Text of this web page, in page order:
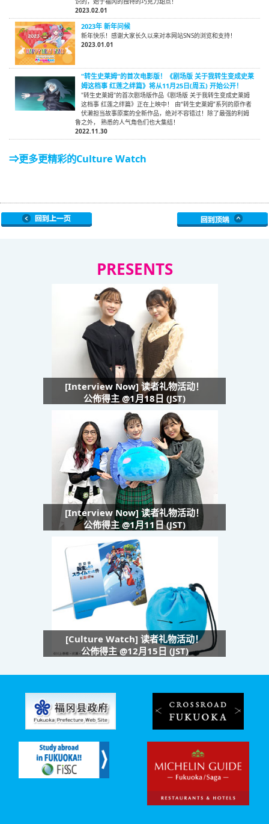
2023.02.01
2023年 新年问候
新年快乐！感谢大家长久以来对本网站SNS的浏览和支持！
2023.01.01
"转生史莱姆"的首次电影版！《剧场版 关于我转生变成史莱
姆这档事 红莲之绊篇》将从11月25日(周五) 开始公开！
"转生史莱姆"的首次剧场版作品《剧场版 关于我转生变成史莱姆
这档事 红莲之绊篇》正在上映中！ 由“转生史莱姆”系列的原作者
伏濑担当故事原案的全新作品，绝对不容错过！除了最强的利姆
鲁之外， 熟悉的人气角色们也大集结！
2022.11.30
⇒更多更精彩的Culture Watch
PRESENTS
[Interview Now] 读者礼物活动！
公佈得主 @1月18日 (JST)
[Interview Now] 读者礼物活动！
公佈得主 @1月11日 (JST)
[Culture Watch] 读者礼物活动！
公佈得主 @12月15日 (JST)